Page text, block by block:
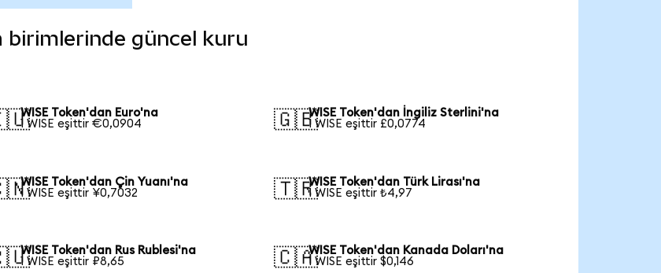
birimlerinde güncel kuru
WISE Token'dan Euro'na
1 WISE eşittir €0,0904
🇬🇧WISE Token'dan İngiliz Sterlini'na
1 WISE eşittir £0,0774
WISE Token'dan Çin Yuanı'na
1 WISE eşittir ¥0,7032
🇹🇷WISE Token'dan Türk Lirası'na
1 WISE eşittir ₺4,97
WISE Token'dan Rus Rublesi'na
1 WISE eşittir ₽8,65
🇨🇦WISE Token'dan Kanada Doları'na
1 WISE eşittir $0,146